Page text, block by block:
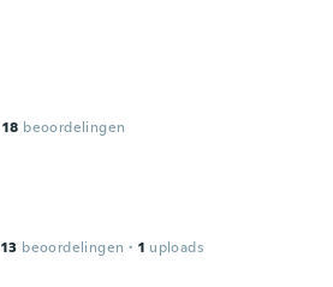
18 beoordelingen
13 beoordelingen · 1 uploads